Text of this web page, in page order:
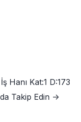
Hanı Kat:1 D:173
Takip Edin ->